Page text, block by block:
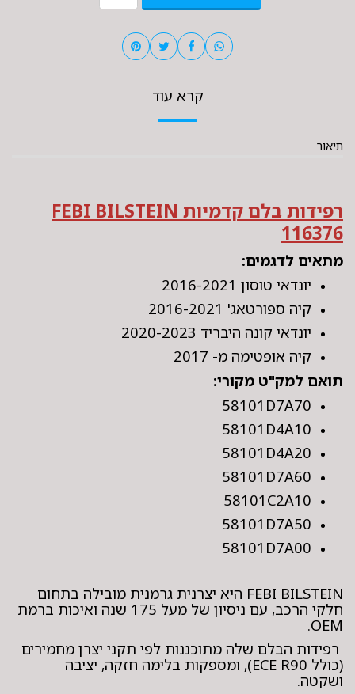
קרא עוד
תיאור
רפידות בלם קדמיות FEBI BILSTEIN
116376
מתאים לדגמים:
יונדאי טוסון 2016-2021
קיה ספורטאג' 2016-2021
יונדאי קונה היבריד 2020-2023
קיה אופטימה מ- 2017
תואם למק"ט מקורי:
58101D7A70
58101D4A10
58101D4A20
58101D7A60
58101C2A10
58101D7A50
58101D7A00
FEBI BILSTEIN היא יצרנית גרמנית מובילה בתחום
חלקי הרכב, עם ניסיון של מעל 175 שנה ואיכות ברמת
OEM.
רפידות הבלם שלה מתוכננות לפי תקני יצרן מחמירים
(כולל ECE R90), ומספקות בלימה חזקה, יציבה
ושקטה.